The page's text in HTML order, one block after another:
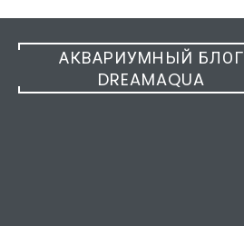
АКВАРИУМНЫЙ БЛОГ
DREAMAQUA